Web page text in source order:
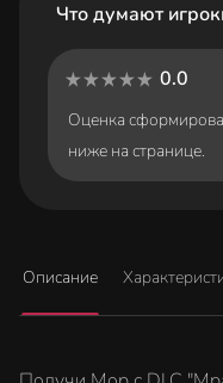
Что думают
0.0
Оценка
ниже на странице.
Описание